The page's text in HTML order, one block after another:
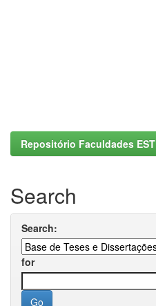
Repositório Faculdades EST
Search
Search:
for